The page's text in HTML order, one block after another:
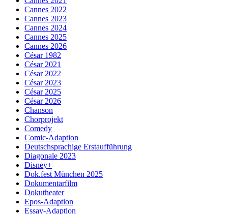
Cannes 2022
Cannes 2023
Cannes 2024
Cannes 2025
Cannes 2026
César 1982
César 2021
César 2022
César 2023
César 2025
César 2026
Chanson
Chorprojekt
Comedy
Comic-Adaption
Deutschsprachige Erstaufführung
Diagonale 2023
Disney+
Dok.fest München 2025
Dokumentarfilm
Dokutheater
Epos-Adaption
Essay-Adaption